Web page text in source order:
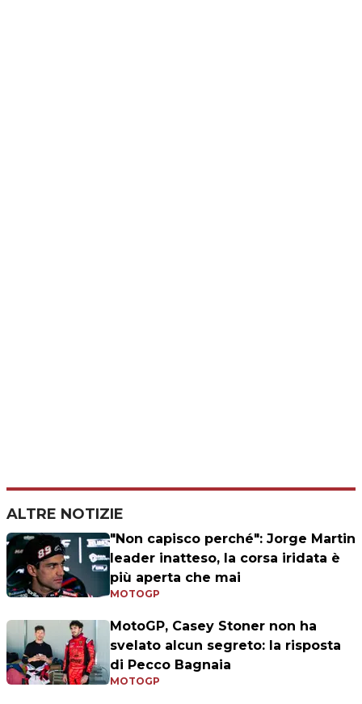
ALTRE NOTIZIE
"Non capisco perché": Jorge Martin
leader inatteso, la corsa iridata è
più aperta che mai
MOTOGP
MotoGP, Casey Stoner non ha
svelato alcun segreto: la risposta
di Pecco Bagnaia
MOTOGP